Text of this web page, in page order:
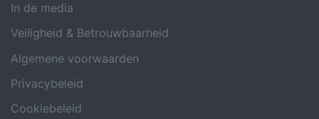
In de media
Veiligheid & Betrouwbaarheid
Algemene voorwaarden
Privacybeleid
Cookiebeleid